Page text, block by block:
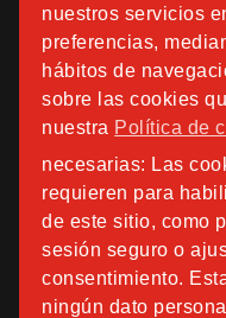
nuestros servicios
preferencias,
hábitos de
sobre las cookies
nuestra Política de
necesarias: Las
requieren para
de este sitio, como
sesión seguro o
consentimiento.
ningún dato